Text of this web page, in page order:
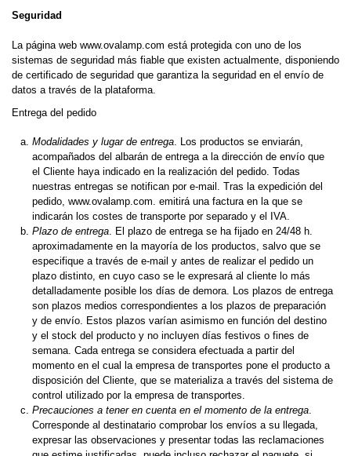
Seguridad
La página web www.ovalamp.com está protegida con uno de los
sistemas de seguridad más fiable que existen actualmente, disponiendo
de certificado de seguridad que garantiza la seguridad en el envío de
datos a través de la plataforma.
Entrega del pedido
Modalidades y lugar de entrega. Los productos se enviarán,
acompañados del albarán de entrega a la dirección de envío que
el Cliente haya indicado en la realización del pedido. Todas
nuestras entregas se notifican por e-mail. Tras la expedición del
pedido, www.ovalamp.com. emitirá una factura en la que se
indicarán los costes de transporte por separado y el IVA.
Plazo de entrega. El plazo de entrega se ha fijado en 24/48 h.
aproximadamente en la mayoría de los productos, salvo que se
especifique a través de e-mail y antes de realizar el pedido un
plazo distinto, en cuyo caso se le expresará al cliente lo más
detalladamente posible los días de demora. Los plazos de entrega
son plazos medios correspondientes a los plazos de preparación
y de envío. Estos plazos varían asimismo en función del destino
y el stock del producto y no incluyen días festivos o fines de
semana. Cada entrega se considera efectuada a partir del
momento en el cual la empresa de transportes pone el producto a
disposición del Cliente, que se materializa a través del sistema de
control utilizado por la empresa de transportes.
Precauciones a tener en cuenta en el momento de la entrega.
Corresponde al destinatario comprobar los envíos a su llegada,
expresar las observaciones y presentar todas las reclamaciones